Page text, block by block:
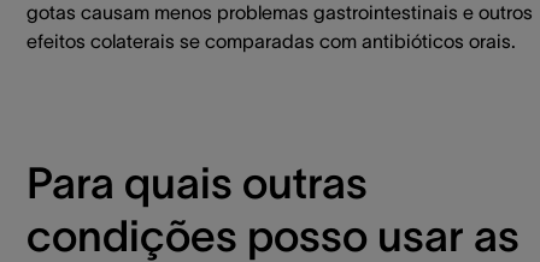
gotas causam menos problemas gastrointestinais e outros
efeitos colaterais se comparadas com antibióticos orais.
Para quais outras
condições posso usar as